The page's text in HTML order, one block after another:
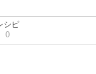
シピ
0